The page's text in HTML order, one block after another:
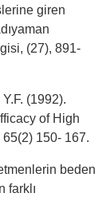
giren
(27), 891-
(1992).
of High
150- 167.
beden
farklı